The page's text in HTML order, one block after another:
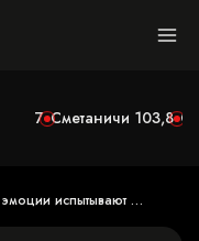
102,7 Сметаничи 103,8
испытывают